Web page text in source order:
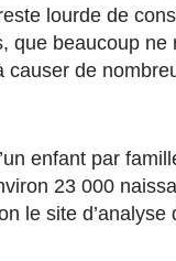
lourde de
que beaucoup ne
de
enfant par
23 000
le site d’analyse